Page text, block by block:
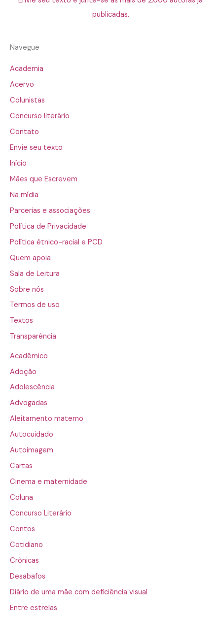
publicadas.
Navegue
Academia
Acervo
Colunistas
Concurso literário
Contato
Envie seu texto
Início
Mães que Escrevem
Na mídia
Parcerias e associações
Política de Privacidade
Política étnico-racial e PCD
Quem apoia
Sala de Leitura
Sobre nós
Termos de uso
Textos
Transparência
Acadêmico
Adoção
Adolescência
Advogadas
Aleitamento materno
Autocuidado
Autoimagem
Cartas
Cinema e maternidade
Coluna
Concurso Literário
Contos
Cotidiano
Crônicas
Desabafos
Diário de uma mãe com deficiência visual
Entre estrelas